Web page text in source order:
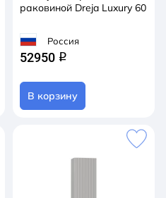
раковиной Dreja Luxury 60
Россия
52950 q
В корзину